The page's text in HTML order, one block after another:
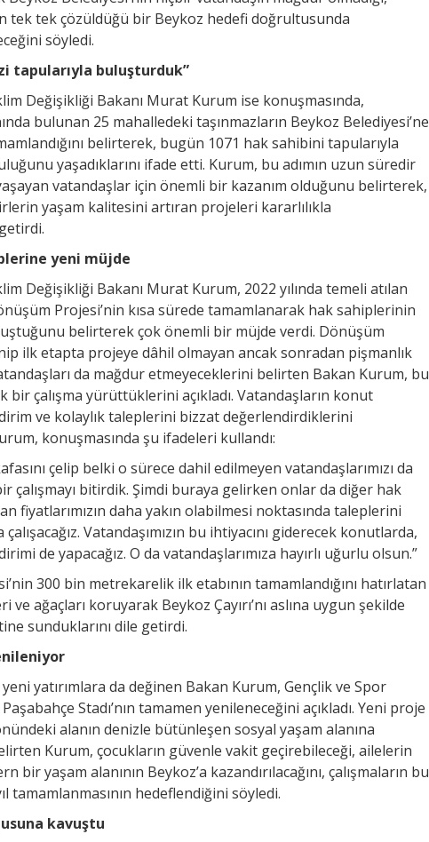
tek tek çözüldüğü bir Beykoz hedefi doğrultusunda
söyledi.
tapularıyla buluşturduk”
Değişikliği Bakanı Murat Kurum ise konuşmasında,
bulunan 25 mahalledeki taşınmazların Beykoz Belediyesi’ne
belirterek, bugün 1071 hak sahibini tapularıyla
yaşadıklarını ifade etti. Kurum, bu adımın uzun süredir
vatandaşlar için önemli bir kazanım olduğunu belirterek,
yaşam kalitesini artıran projeleri kararlılıkla
yeni müjde
Değişikliği Bakanı Murat Kurum, 2022 yılında temeli atılan
Projesi’nin kısa sürede tamamlanarak hak sahiplerinin
belirterek çok önemli bir müjde verdi. Dönüşüm
ilk etapta projeye dâhil olmayan ancak sonradan pişmanlık
da mağdur etmeyeceklerini belirten Bakan Kurum, bu
bir çalışma yürüttüklerini açıkladı. Vatandaşların konut
ve kolaylık taleplerini bizzat değerlendirdiklerini
konuşmasında şu ifadeleri kullandı:
çelip belki o sürece dahil edilmeyen vatandaşlarımızı da
çalışmayı bitirdik. Şimdi buraya gelirken onlar da diğer hak
fiyatlarımızın daha yakın olabilmesi noktasında taleplerini
Vatandaşımızın bu ihtiyacını giderecek konutlarda,
de yapacağız. O da vatandaşlarımıza hayırlı uğurlu olsun.”
300 bin metrekarelik ilk etabının tamamlandığını hatırlatan
ve ağaçları koruyarak Beykoz Çayırı’nı aslına uygun şekilde
sunduklarını dile getirdi.
yeni yatırımlara da değinen Bakan Kurum, Gençlik ve Spor
Stadı’nın tamamen yenileneceğini açıkladı. Yeni proje
alanın denizle bütünleşen sosyal yaşam alanına
Kurum, çocukların güvenle vakit geçirebileceği, ailelerin
bir yaşam alanının Beykoz’a kazandırılacağını, çalışmaların bu
tamamlanmasının hedeflendiğini söyledi.
kavuştu